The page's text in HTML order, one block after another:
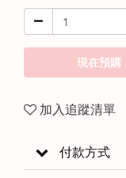
現在預購
加入追蹤清單
付款方式